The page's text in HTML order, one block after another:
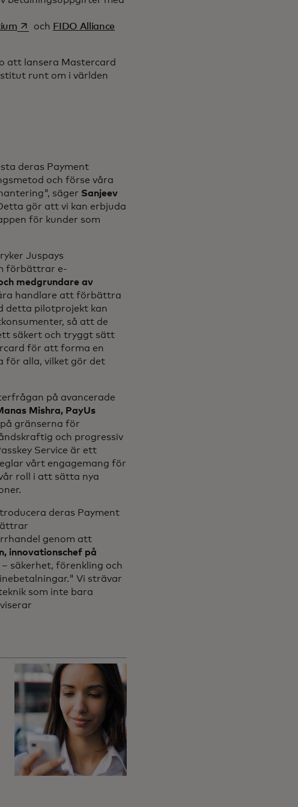
opens in a new tab
och FIDO Alliance
att lansera Mastercard
runt om i världen
deras Payment
och förse våra
säger Sanjeev
gör att vi kan erbjuda
för kunder som
Juspays
förbättrar e-
medgrundare av
handlare att förbättra
detta pilotprojekt kan
så att de
säkert och tryggt sätt
för att forma en
för alla, vilket gör det
på avancerade
Mishra, PayUs
gränserna för
och progressiv
Service är ett
vårt engagemang för
roll i att sätta nya
deras Payment
genom att
innovationschef på
säkerhet, förenkling och
Vi strävar
som inte bara